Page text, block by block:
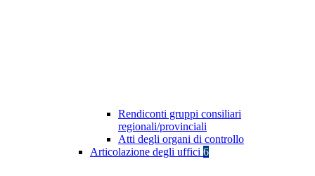
Rendiconti gruppi consiliari
regionali/provinciali
Atti degli organi di controllo
Articolazione degli uffici 6